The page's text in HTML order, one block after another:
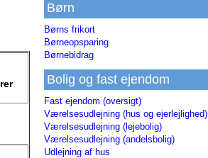
Børn
Børns frikort
Børneopsparing
Børnebidrag
Bolig og fast ejendom
Fast ejendom (oversigt)
Værelsesudlejning (hus og ejerlejlighed)
Værelsesudlejning (lejebolig)
Værelsesudlejning (andelsbolig)
Udlejning af hus